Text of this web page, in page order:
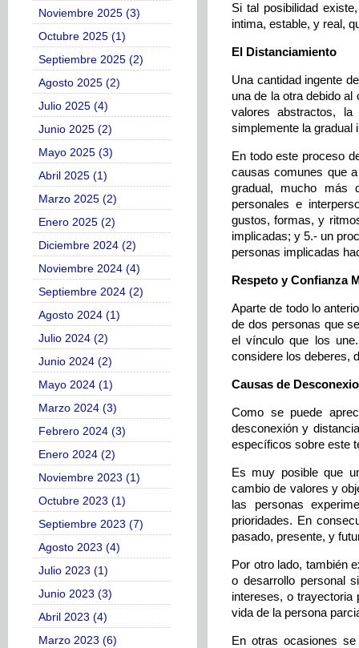
Noviembre 2025 (3)
Octubre 2025 (1)
Septiembre 2025 (2)
Agosto 2025 (2)
Julio 2025 (4)
Junio 2025 (2)
Mayo 2025 (3)
Abril 2025 (1)
Marzo 2025 (2)
Enero 2025 (2)
Diciembre 2024 (2)
Noviembre 2024 (4)
Septiembre 2024 (2)
Agosto 2024 (1)
Julio 2024 (2)
Junio 2024 (2)
Mayo 2024 (1)
Marzo 2024 (3)
Febrero 2024 (3)
Enero 2024 (2)
Noviembre 2023 (1)
Octubre 2023 (1)
Septiembre 2023 (7)
Agosto 2023 (4)
Julio 2023 (1)
Junio 2023 (3)
Abril 2023 (4)
Marzo 2023 (6)
Si tal posibilidad
intima, estable, y real,
El Distanciamiento
Una cantidad ingente
una de la otra debido
valores abstractos,
simplemente la gradual
En todo este proceso
causas comunes que
gradual, mucho más
personales e
gustos, formas, y
implicadas; y 5.- un
personas implicadas
Respeto y Confianza
Aparte de todo lo
de dos personas que
el vínculo que los
considere los deberes,
Causas de
Como se puede
desconexión y
específicos sobre este
Es muy posible que
cambio de valores y
las personas
prioridades. En
pasado, presente, y
Por otro lado, también
o desarrollo personal
intereses, o trayectoria
vida de la persona
En otras ocasiones